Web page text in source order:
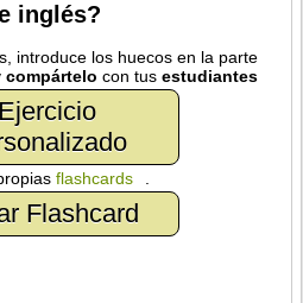
inglés?
introduce los huecos en la parte
compártelo con tusestudiantes
Ejercicio
flashcards
Flashcard